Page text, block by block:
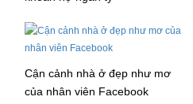
Cận cảnh nhà ở đẹp như mơ
của nhân viên Facebook